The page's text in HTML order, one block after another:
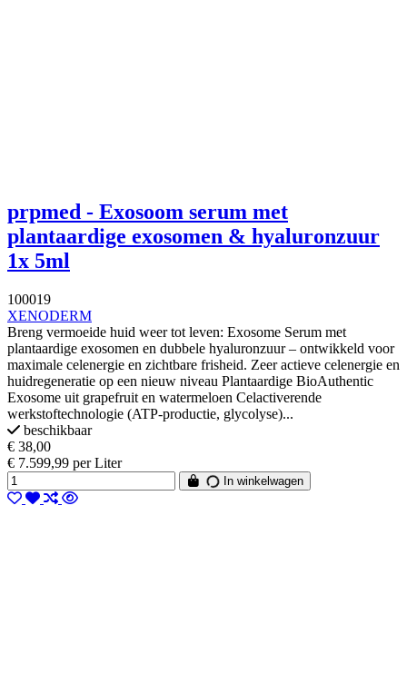
prpmed - Exosoom serum met
plantaardige exosomen & hyaluronzuur
1x 5ml
100019
XENODERM
Breng vermoeide huid weer tot leven: Exosome Serum met
plantaardige exosomen en dubbele hyaluronzuur – ontwikkeld voor
maximale celenergie en zichtbare frisheid. Zeer actieve celenergie en
huidregeneratie op een nieuw niveau Plantaardige BioAuthentic
Exosome uit grapefruit en watermeloen Celactiverende
werkstoftechnologie (ATP-productie, glycolyse)...
beschikbaar
€ 38,00
€ 7.599,99 per Liter
In winkelwagen